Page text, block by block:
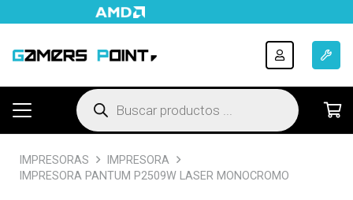
Búsqueda
de
productos
IMPRESORAS
IMPRESORA
IMPRESORA PANTUM P2509W LASER MONOCROMO